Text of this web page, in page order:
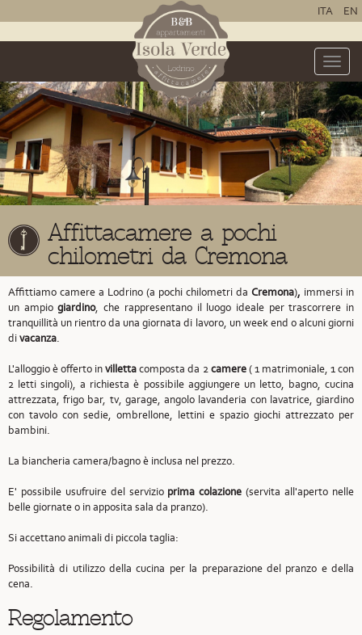
ITA EN
Toggle
Affittacamere a pochi
chilometri da Cremona
Affittiamo camere a Lodrino (a pochi chilometri da Cremona), immersi in
un ampiogiardino, che rappresentano il luogo ideale per trascorrere in
tranquillità un rientro da una giornata di lavoro, un week end o alcuni giorni
divacanza.
L'alloggio è offerto invillettacomposta da 2camere( 1 matrimoniale, 1 con
2 letti singoli), a richiesta è possibile aggiungere un letto, bagno, cucina
attrezzata, frigo bar, tv, garage, angolo lavanderia con lavatrice, giardino
con tavolo con sedie, ombrellone, lettini e spazio giochi attrezzato per
bambini.
La biancheria camera/bagno è inclusa nel prezzo.
E' possibile usufruire del servizio prima colazione (servita all'aperto nelle
belle giornate o in apposita sala da pranzo).
Si accettano animali di piccola taglia:
Possibilità di utilizzo della cucina per la preparazione del pranzo e della
cena.
Regolamento